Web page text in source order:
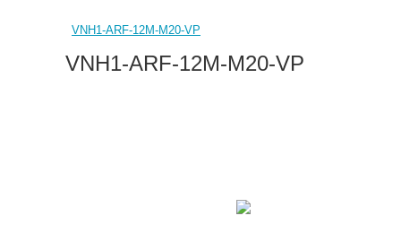
VNH1-ARF-12M-M20-VP
VNH1-ARF-12M-M20-VP